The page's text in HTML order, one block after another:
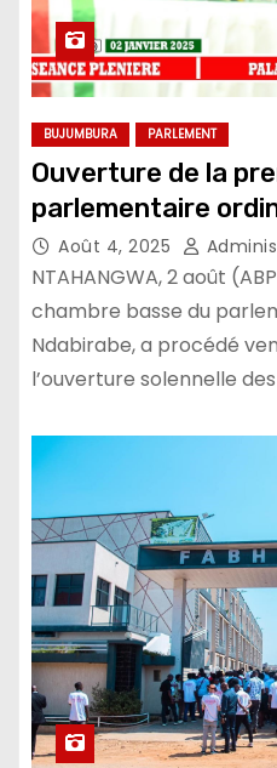
BUJUMBURA PARLEMENT
Ouverture de la
parlementaire
Août 4, 2025
NTAHANGWA, 2 août
chambre basse du
Ndabirabe, a procédé
l’ouverture solennelle